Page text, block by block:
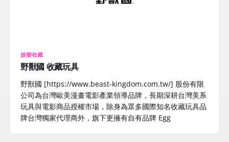
娛樂收藏
野獸國 收藏玩具
野獸國 [https://www.beast-kingdom.com.tw/] 股份有限
公司為台灣歐美漫畫電影產業領導品牌，長期深耕台灣美系
玩具與電影商品授權市場，除身為眾多國際知名收藏玩具品
牌台灣獨家代理商外，旗下更擁有自有品牌 Egg